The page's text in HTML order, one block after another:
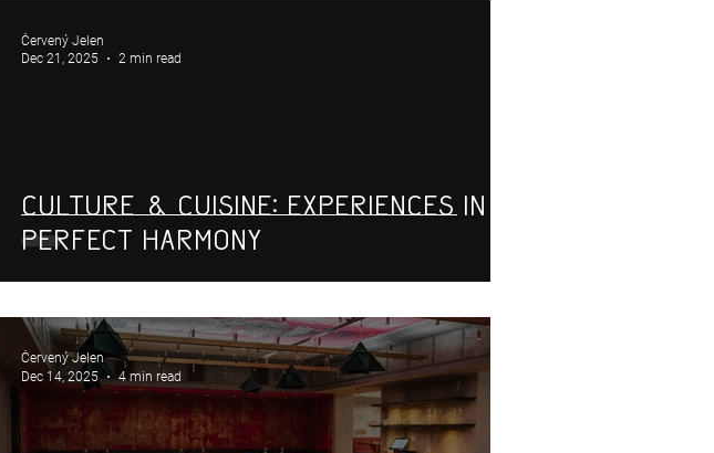
Culture & Cuisine: Experiences in
Perfect Harmony
Červený Jelen
Dec 21, 2025
2 min read
Červený Jelen
Dec 14, 2025
4 min read